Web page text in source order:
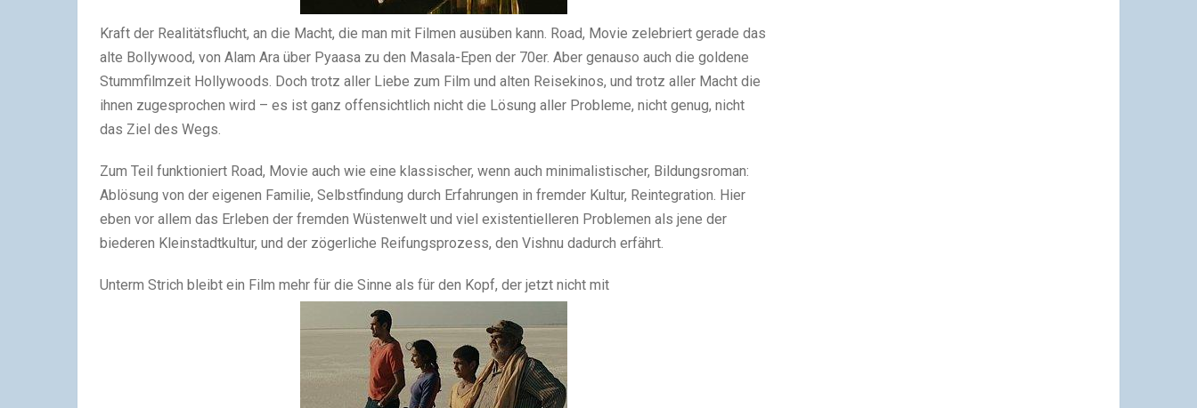
Kraft der Realitätsflucht, an die Macht, die man mit Filmen ausüben kann. Road, Movie zelebriert gerade das
alte Bollywood, von Alam Ara über Pyaasa zu den Masala-Epen der 70er. Aber genauso auch die goldene
Stummfilmzeit Hollywoods. Doch trotz aller Liebe zum Film und alten Reisekinos, und trotz aller Macht die
ihnen zugesprochen wird – es ist ganz offensichtlich nicht die Lösung aller Probleme, nicht genug, nicht
das Ziel des Wegs.
Zum Teil funktioniert Road, Movie auch wie eine klassischer, wenn auch minimalistischer, Bildungsroman:
Ablösung von der eigenen Familie, Selbstfindung durch Erfahrungen in fremder Kultur, Reintegration. Hier
eben vor allem das Erleben der fremden Wüstenwelt und viel existentielleren Problemen als jene der
biederen Kleinstadtkultur, und der zögerliche Reifungsprozess, den Vishnu dadurch erfährt.
Unterm Strich bleibt ein Film mehr für die Sinne als für den Kopf, der jetzt nicht mit